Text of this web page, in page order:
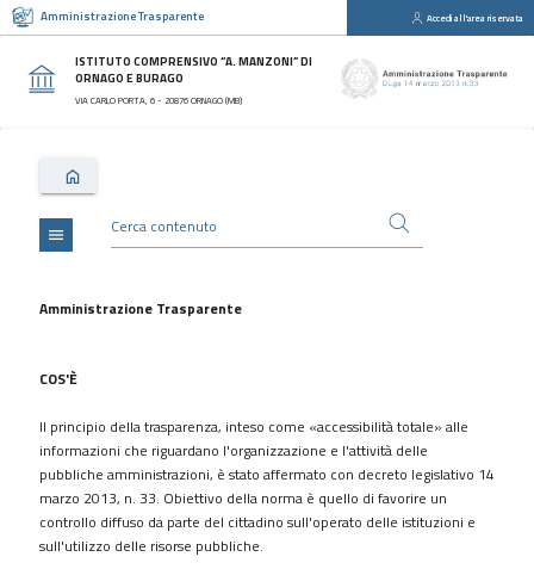
Amministrazione Trasparente Accedi all'area riservata
ISTITUTO COMPRENSIVO “A. MANZONI” DI
ORNAGO E BURAGO
VIA CARLO PORTA, 6 - 20876 ORNAGO (MB)
Sezioni
Disposizioni
Generali
Consulenti
collaboratori
Bandi
Performance
Enti
controllati
Attività
e
procedimenti
menu
Amministrazione Trasparente
COS'È
Il principio della trasparenza, inteso come «accessibilità totale» alle
informazioni che riguardano l'organizzazione e l'attività delle
pubbliche amministrazioni, è stato affermato con decreto legislativo 14
marzo 2013, n. 33. Obiettivo della norma è quello di favorire un
controllo diffuso da parte del cittadino sull'operato delle istituzioni e
sull'utilizzo delle risorse pubbliche.